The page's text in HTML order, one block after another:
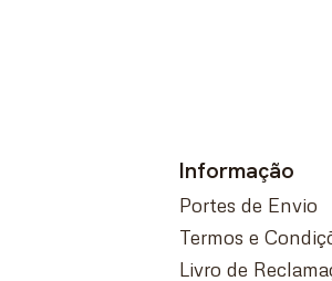
Informação
Portes de Envio
Termos e
Livro de